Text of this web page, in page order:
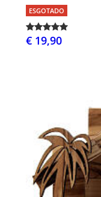
ESGOTADO
€ 19,90